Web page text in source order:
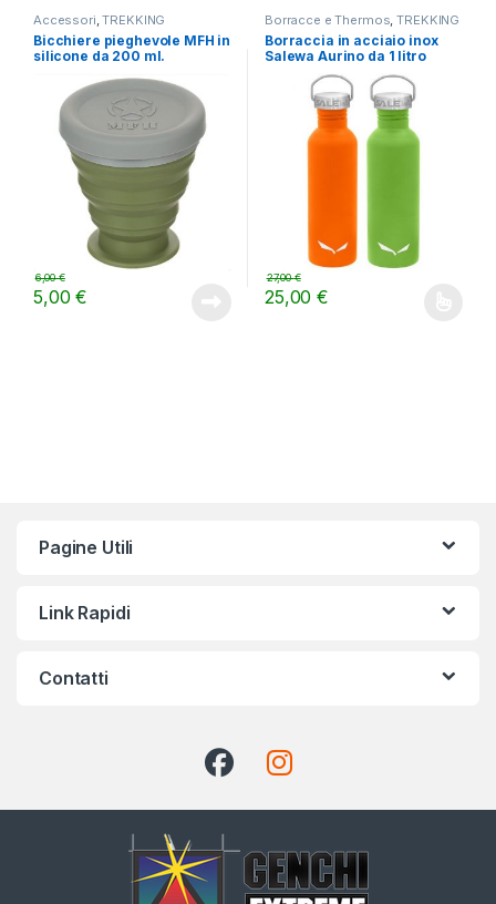
Accessori,TREKKING
Bicchiere pieghevole MFH in
silicone da 200 ml.
5,00€
6,00€
Borracce e Thermos,TREKKING
Borraccia in acciaio inox
Salewa Aurino da 1 litro
25,00€
27,00€
Questo prodotto ha più
Pagine Utili
Link Rapidi
Contatti